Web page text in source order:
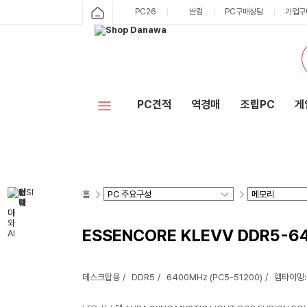
PC26 싼컴 PC구매상담 기업
PC견적 역경매 조립PC 게
홈
ESSENCORE KLEVV DDR5-
데스크탑용 DDR5 6400MHz (PC5-51200) 램타이